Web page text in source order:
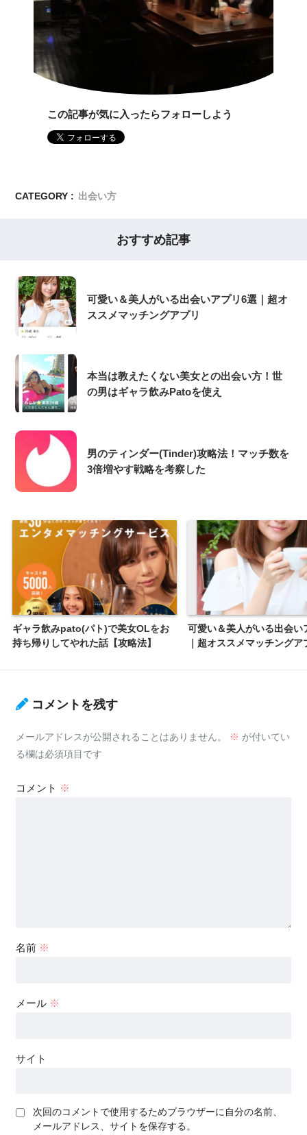
この記事が気に入ったらフォローしよう
CATEGORY : 出会い方
おすすめ記事
可愛い＆美人がいる出会いアプリ6選｜超オ
ススメマッチングアプリ
本当は教えたくない美女との出会い方！世
の男はギャラ飲みPatoを使え
男のティンダー(Tinder)攻略法！マッチ数を
3倍増やす戦略を考察した
ギャラ飲みpato(パト)で美女OLをお
持ち帰りしてやれた話【攻略法】
可愛い＆美人がいる出会い
｜超オススメマッチングア
コメントを残す
メールアドレスが公開されることはありません。 ※ が付いてい
る欄は必須項目です
コメント ※
名前 ※
メール ※
サイト
次回のコメントで使用するためブラウザーに自分の名前、
メールアドレス、サイトを保存する。